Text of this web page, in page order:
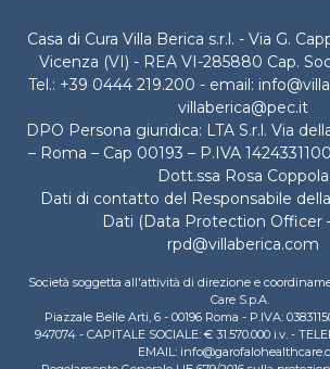
Casa di Cura Villa Berica s.r.l. - Via G.
Vicenza (VI) - REA VI-285880 Cap.
Tel.: +39 0444 219.200 - email:
villaberica@pec.it
DPO Persona giuridica: LTA S.r.l. Via
– Roma – Cap 00193 – P.IVA
Dott.ssa Rosa Coppola
Dati di contatto del Responsabile
Dati (Data Protection Officer
rpd@villaberica.com
Società soggetta all'attività di direzione e
Care S.p.A.
Piazzale Belle Arti, 6 - 00196 Roma - P.IVA:
947074 - CAPITALE SOCIALE: € 31.570.000 i.v. -
EMAIL: